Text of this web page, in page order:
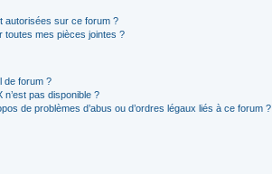
autorisées sur ce forum ?
toutes mes pièces jointes ?
de forum ?
n’est pas disponible ?
de problèmes d’abus ou d’ordres légaux liés à ce forum ?